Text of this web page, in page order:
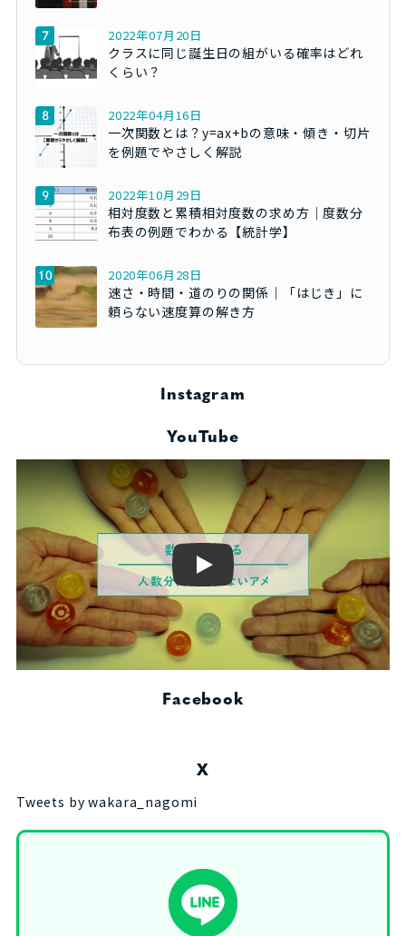
2022年07月20日
クラスに同じ誕生日の組がいる確率はどれ
くらい？
2022年04月16日
一次関数とは？y=ax+bの意味・傾き・切片
を例題でやさしく解説
2022年10月29日
相対度数と累積相対度数の求め方｜度数分
布表の例題でわかる【統計学】
2020年06月28日
速さ・時間・道のりの関係｜「はじき」に
頼らない速度算の解き方
Instagram
YouTube
Play
Facebook
X
Tweets by wakara_nagomi